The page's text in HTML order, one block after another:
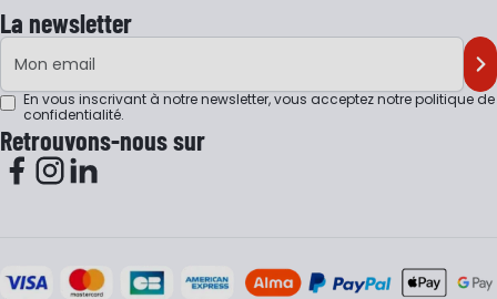
La newsletter
Adresse e-mail
En vous inscrivant à notre newsletter, vous acceptez notrepolitique de
confidentialité.
Retrouvons-nous sur